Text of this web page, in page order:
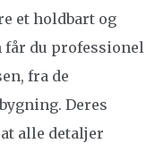
et holdbart og
får du professionel
fra de
Deres
alle detaljer